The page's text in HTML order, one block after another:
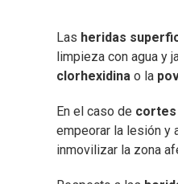
Las heridas
limpieza con agua y
clorhexidina o la
En el caso de
empeorar la lesión y
inmovilizar la zona